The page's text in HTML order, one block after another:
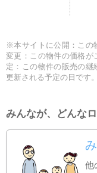
※本サイトに公開：この
変更：この物件の価格
定：この物件の販売の
更新される予定の日です。
みんなが、どんな
他